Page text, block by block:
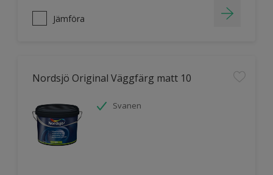
Jämföra
Nordsjö Original Väggfärg matt 10
Svanen